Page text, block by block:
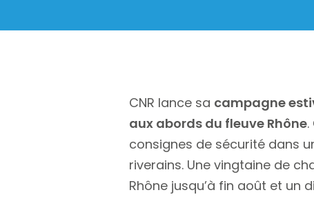
CNR lance sa campagne
aux abords du fleuve Rhône
consignes de sécurité dans
riverains. Une vingtaine de
Rhône jusqu’à fin août et un